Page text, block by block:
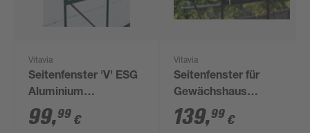
Vitavia
Seitenfenster 'V' ESG
Aluminium
smaragdgrün 59,5 x
79,2 cm für Vitavia
99,99 €
Vitavia
Seitenfenster für
Gewächshaus
'Zeus/Comfort/Fortuna'
schwarz
139,99 €